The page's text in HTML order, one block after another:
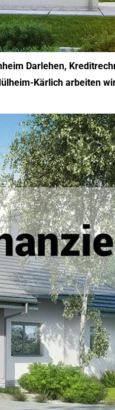
Darlehen,
Kärlich arbeiten